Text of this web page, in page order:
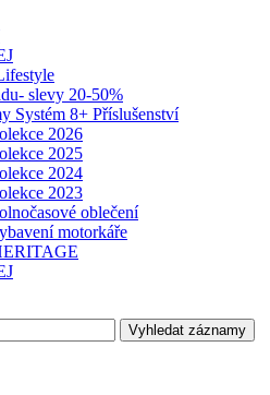
slevy 20-50%
Systém 8+ Příslušenství
2026
2025
2024
2023
oblečení
motorkáře
Vyhledat záznamy